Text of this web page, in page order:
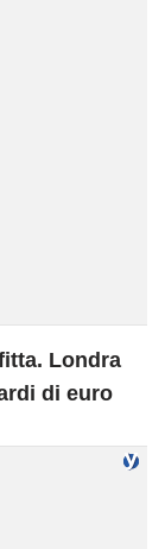
Londra
di euro